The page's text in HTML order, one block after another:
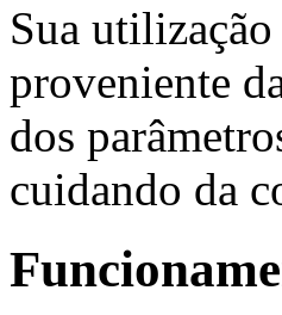
Sua
proveniente
dos
cuidando da